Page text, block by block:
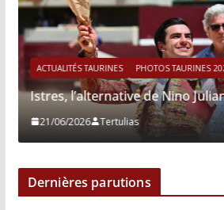
ACTUALITÉS TAURINES PHOTOS TAURINES
Istres, l’alternative de Nino
21/06/2026 Tertulias
Dernières parutions